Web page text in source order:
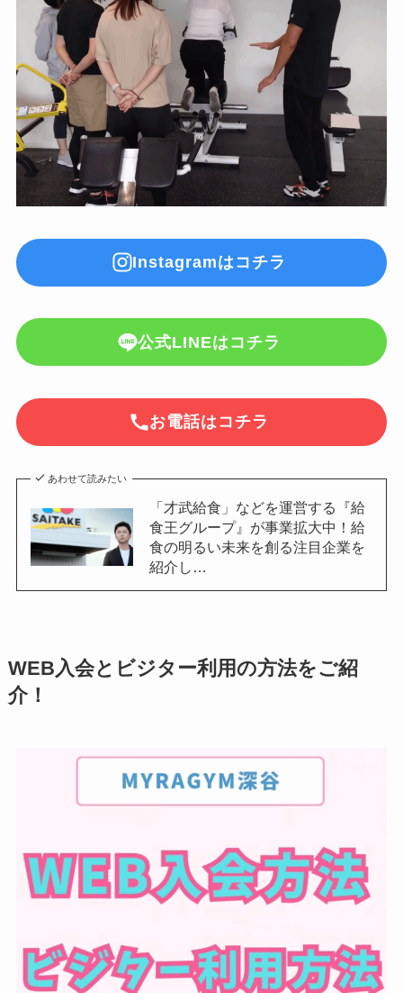
Instagramはコチラ
公式LINEはコチラ
お電話はコチラ
あわせて読みたい
「才武給食」などを運営する『給
食王グループ』が事業拡大中！給
食の明るい未来を創る注目企業を
紹介し…
WEB入会とビジター利用の方法をご紹
介！